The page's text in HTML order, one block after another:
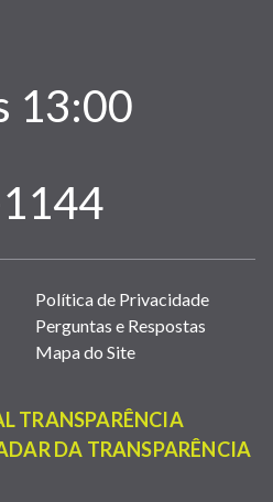
13:00
Política de Privacidade
Perguntas e Respostas
Mapa do Site
TRANSPARÊNCIA(LINK
ABRE
DA TRANSPARÊNCIA